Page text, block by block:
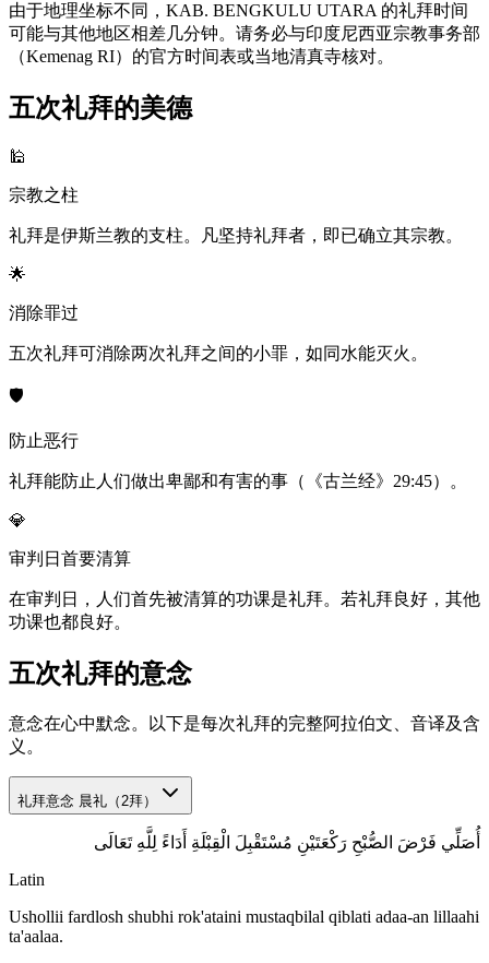
由于地理坐标不同，KAB. BENGKULU UTARA 的礼拜时间
可能与其他地区相差几分钟。请务必与印度尼西亚宗教事务部
（Kemenag RI）的官方时间表或当地清真寺核对。
五次礼拜的美德
🕌
宗教之柱
礼拜是伊斯兰教的支柱。凡坚持礼拜者，即已确立其宗教。
🌟
消除罪过
五次礼拜可消除两次礼拜之间的小罪，如同水能灭火。
🛡️
防止恶行
礼拜能防止人们做出卑鄙和有害的事（《古兰经》29:45）。
💎
审判日首要清算
在审判日，人们首先被清算的功课是礼拜。若礼拜良好，其他
功课也都良好。
五次礼拜的意念
意念在心中默念。以下是每次礼拜的完整阿拉伯文、音译及含
义。
礼拜意念 晨礼（2拜）
أُصَلِّي فَرْضَ الصُّبْحِ رَكْعَتَيْنِ مُسْتَقْبِلَ الْقِبْلَةِ أَدَاءً لِلَّهِ تَعَالَى
Latin
Ushollii fardlosh shubhi rok'ataini mustaqbilal qiblati adaa-an lillaahi
ta'aalaa.